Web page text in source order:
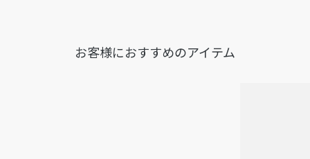
お客様におすすめのアイテム